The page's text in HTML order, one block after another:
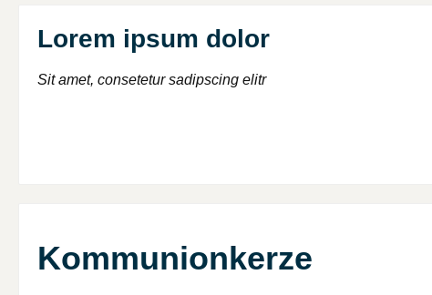
Lorem ipsum dolor
Sit amet, consetetur sadipscing elitr
Kommunionkerze